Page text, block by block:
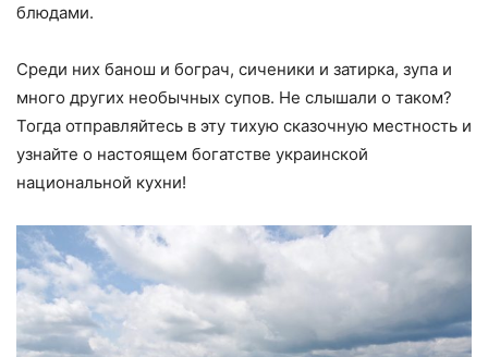
блюдами.
Среди них банош и бограч, сиченики и затирка, зупа и
много других необычных супов. Не слышали о таком?
Тогда отправляйтесь в эту тихую сказочную местность и
узнайте о настоящем богатстве украинской
национальной кухни!